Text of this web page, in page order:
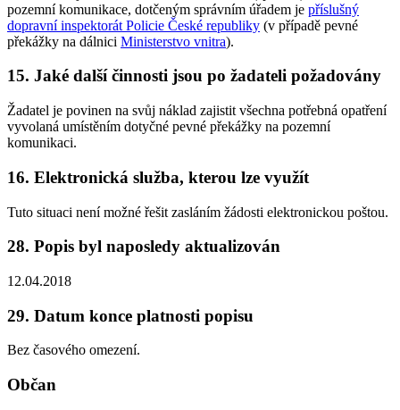
pozemní komunikace, dotčeným správním úřadem je příslušný
dopravní inspektorát Policie České republiky (v případě pevné
překážky na dálnici Ministerstvo vnitra).
15. Jaké další činnosti jsou po žadateli požadovány
Žadatel je povinen na svůj náklad zajistit všechna potřebná opatření
vyvolaná umístěním dotyčné pevné překážky na pozemní
komunikaci.
16. Elektronická služba, kterou lze využít
Tuto situaci není možné řešit zasláním žádosti elektronickou poštou.
28. Popis byl naposledy aktualizován
12.04.2018
29. Datum konce platnosti popisu
Bez časového omezení.
Občan